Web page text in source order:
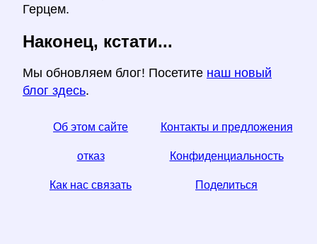
Герцем.
Наконец, кстати...
Мы обновляем блог! Посетите наш новый
блог здесь.
Об этом сайте Контакты и предложения
отказ Конфиденциальность
Как нас связать Поделиться